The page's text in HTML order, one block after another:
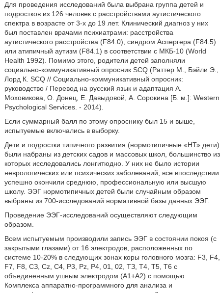
Для проведения исследований была выбрана группа детей и
подростков из 126 человек с расстройствами аутистического
спектра в возрасте от 3-х до 19 лет. Клинический диагноз у них
был поставлен врачами психиатрами: расстройства
аутистического расстройства (F84.0), синдром Аспергера (F84.5)
или атипичный аутизм (F84.1) в соответствии с МКБ-10 (World
Health 1992). Помимо этого, родители детей заполняли
социально-коммуникативный опросник SCQ (Раттер М., Бэйли Э.,
Лорд К. SCQ // Социально-коммуникативный опросник:
руководство / Перевод на русский язык и адаптация А.
Моховикова, О. Донец, Е. Давыдовой, А. Сорокина [Б. м.]: Western
Psychological Services. - 2014).
Если суммарный балл по этому опроснику был 15 и выше,
испытуемые включались в выборку.
Дети и подростки типичного развития (нормотипичные «НТ» дети)
были набраны из детских садов и массовых школ, большинство из
которых исследовались лонгитюдно. У них не было истории
неврологических или психических заболеваний, все впоследствии
успешно окончили среднюю, профессиональную или высшую
школу. ЭЭГ нормотипичных детей были случайным образом
выбраны из 700-исследований нормативной базы данных ЭЭГ.
Проведение ЭЭГ-исследований осуществляют следующим
образом.
Всем испытуемым производили запись ЭЭГ в состоянии покоя (с
закрытыми глазами) от 16 электродов, расположенных по
системе 10-20% в следующих зонах коры головного мозга: F3, F4,
F7, F8, СЗ, Cz, С4, Р3, Pz, Р4, 01, 02, ТЗ, Т4, Т5, Т6 с
объединенным ушным электродом (А1+А2) с помощью
Комплекса аппаратно-программного для анализа и